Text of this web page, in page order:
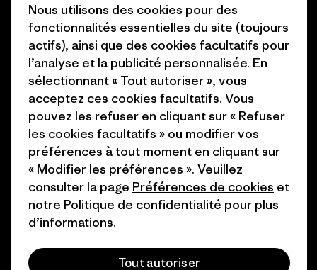
Objectifs climatiques
1% For The Planet
Comment nous finançons
Cartes cadeaux
Nos magasins
Carrières
Presse et media
Industry program
Programme d’affiliation
Patagonia France Plan du site
© 2026 Patagonia, Inc. All Rights Reserved.
Nous utilisons des cookies pour des
fonctionnalités essentielles du site (toujours
actifs), ainsi que des cookies facultatifs pour
l’analyse et la publicité personnalisée. En
sélectionnant « Tout autoriser », vous
acceptez ces cookies facultatifs. Vous
pouvez les refuser en cliquant sur « Refuser
les cookies facultatifs » ou modifier vos
préférences à tout moment en cliquant sur
« Modifier les préférences ». Veuillez
consulter la page Préférences de cookies et
notre Politique de confidentialité pour plus
d’informations.
Tout autoriser